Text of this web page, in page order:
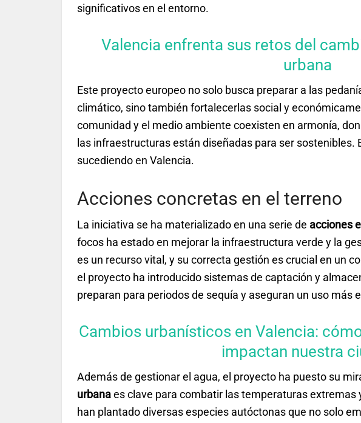
significativos en el entorno.
Valencia enfrenta sus retos del
urbana
Este proyecto europeo no solo busca preparar a las
climático, sino también fortalecerlas social y
comunidad y el medio ambiente coexisten en armonía,
las infraestructuras están diseñadas para ser sostenibles.
sucediendo en Valencia.
Acciones concretas en el terreno
La iniciativa se ha materializado en una serie de acciones
focos ha estado en mejorar la infraestructura verde y la
es un recurso vital, y su correcta gestión es crucial en un
el proyecto ha introducido sistemas de captación y
preparan para periodos de sequía y aseguran un uso más
Cambios urbanísticos en Valencia:
impactan nuestra
Además de gestionar el agua, el proyecto ha puesto su
urbanaes clave para combatir las temperaturas extremas
han plantado diversas especies autóctonas que no solo